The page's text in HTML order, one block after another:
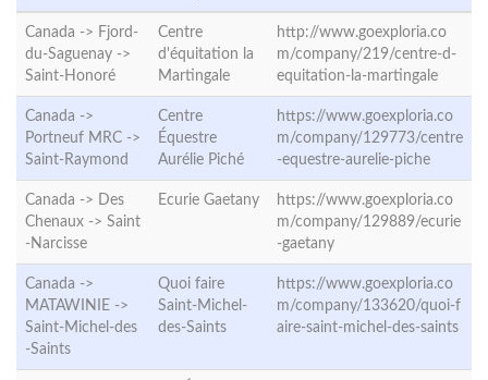
Canada -> Fjord-
du-Saguenay ->
Saint-Honoré
Centre
d'équitation la
Martingale
http://www.goexploria.co
m/company/219/centre-d-
equitation-la-martingale
Canada ->
Portneuf MRC ->
Saint-Raymond
Centre
Équestre
Aurélie Piché
https://www.goexploria.co
m/company/129773/centre
-equestre-aurelie-piche
Canada -> Des
Chenaux -> Saint
-Narcisse
Ecurie Gaetany
https://www.goexploria.co
m/company/129889/ecurie
-gaetany
Canada ->
MATAWINIE ->
Saint-Michel-des
-Saints
Quoi faire
Saint-Michel-
des-Saints
https://www.goexploria.co
m/company/133620/quoi-f
aire-saint-michel-des-saints